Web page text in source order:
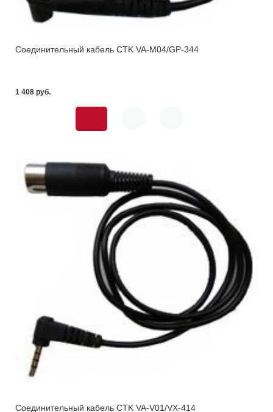
Соединительный кабель CTK VA-M04/GP-344
1 408 pуб.
Соединительный кабель CTK VA-V01/VX-414